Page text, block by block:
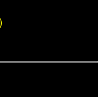
）